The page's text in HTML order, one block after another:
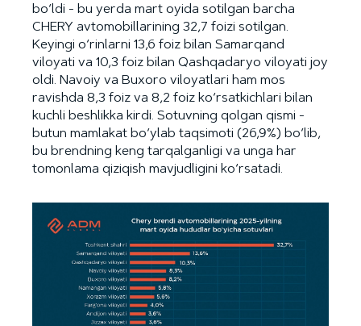
bo‘ldi - bu yerda mart oyida sotilgan barcha
CHERY avtomobillarining 32,7 foizi sotilgan.
Keyingi o‘rinlarni 13,6 foiz bilan Samarqand
viloyati va 10,3 foiz bilan Qashqadaryo viloyati joy
oldi. Navoiy va Buxoro viloyatlari ham mos
ravishda 8,3 foiz va 8,2 foiz ko‘rsatkichlari bilan
kuchli beshlikka kirdi. Sotuvning qolgan qismi -
butun mamlakat bo‘ylab taqsimoti (26,9%) bo‘lib,
bu brendning keng tarqalganligi va unga har
tomonlama qiziqish mavjudligini ko‘rsatadi.